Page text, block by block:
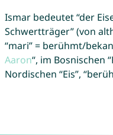
Ismar bedeutet “der
Schwertträger” (von
“mari” = berühmt/
Aaron“, im Bosnischen
Nordischen “Eis”,